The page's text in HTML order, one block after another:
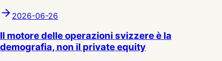
2026-06-26
Il motore delle operazioni svizzere è la
demografia, non il private equity